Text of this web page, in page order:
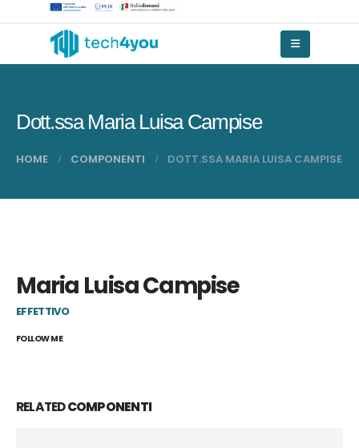
Dott.ssa Maria Luisa Campise
HOME COMPONENTI DOTT.SSA MARIA LUISA CAMPISE
Maria Luisa Campise
EFFETTIVO
FOLLOW ME
RELATEDCOMPONENTI